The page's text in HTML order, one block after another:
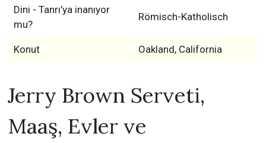
Dini - Tanrı’ya inanıyor
mu?
Römisch-Katholisch
Konut Oakland, California
Jerry Brown Serveti,
Maaş, Evler ve